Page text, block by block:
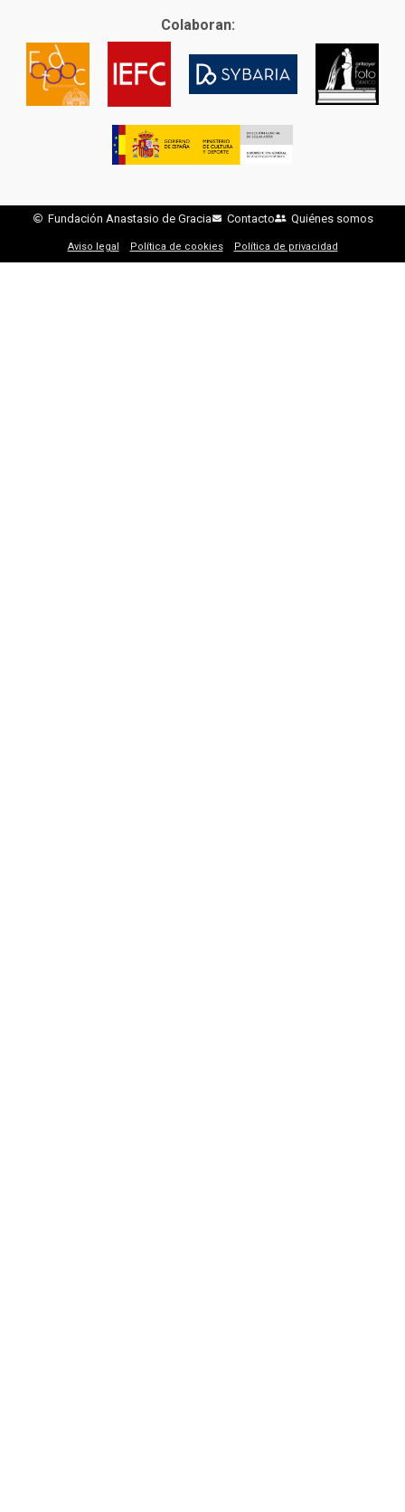
Colaboran:
Fundación Anastasio de Gracia Contacto Quiénes somos
Aviso legal Política de cookies Política de privacidad